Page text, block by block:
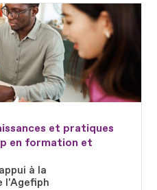
et pratiques
en formation et
à la
l'Agefiph